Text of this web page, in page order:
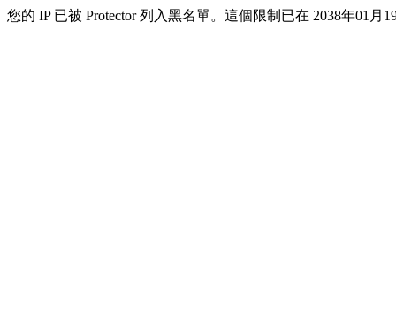
您的 IP 已被 Protector 列入黑名單。這個限制已在 2038年01月